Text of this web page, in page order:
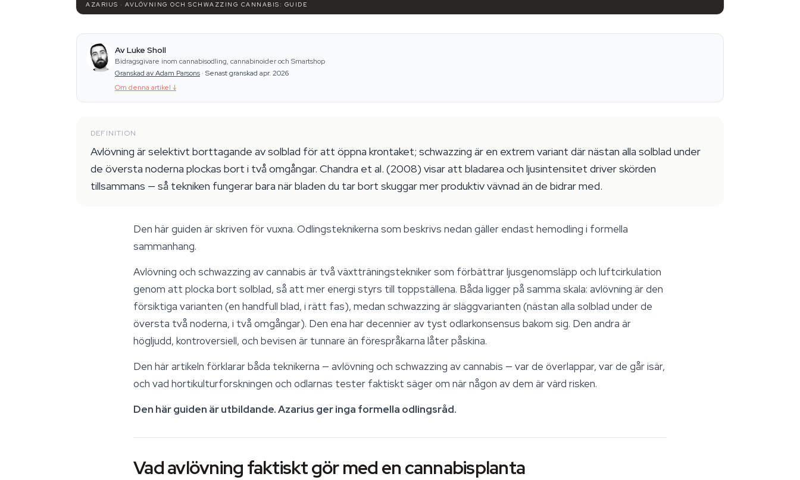
AZARIUS · AVLÖVNING OCH SCHWAZZING CANNABIS: GUIDE
Av Luke Sholl
Bidragsgivare inom cannabisodling, cannabinoider och Smartshop
Granskad av Adam Parsons · Senast granskad apr. 2026
Om denna artikel ↓
DEFINITION
Avlövning är selektivt borttagande av solblad för att öppna krontaket; schwazzing är en extrem variant där nästan alla solblad under
de översta noderna plockas bort i två omgångar. Chandra et al. (2008) visar att bladarea och ljusintensitet driver skörden
tillsammans — så tekniken fungerar bara när bladen du tar bort skuggar mer produktiv vävnad än de bidrar med.
Den här guiden är skriven för vuxna. Odlingsteknikerna som beskrivs nedan gäller endast hemodling i formella
sammanhang.
Avlövning och schwazzing av cannabis är två växtträningstekniker som förbättrar ljusgenomsläpp och luftcirkulation
genom att plocka bort solblad, så att mer energi styrs till toppställena. Båda ligger på samma skala: avlövning är den
försiktiga varianten (en handfull blad, i rätt fas), medan schwazzing är släggvarianten (nästan alla solblad under de
översta två noderna, i två omgångar). Den ena har decennier av tyst odlarkonsensus bakom sig. Den andra är
högljudd, kontroversiell, och bevisen är tunnare än förespråkarna låter påskina.
Den här artikeln förklarar båda teknikerna — avlövning och schwazzing av cannabis — var de överlappar, var de går isär,
och vad hortikulturforskningen och odlarnas tester faktiskt säger om när någon av dem är värd risken.
Den här guiden är utbildande. Azarius ger inga formella odlingsråd.
Vad avlövning faktiskt gör med en cannabisplanta